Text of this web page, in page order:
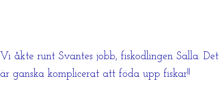
Vi åkte runt Svantes jobb, fiskodlingen Sälla. Det
är ganska komplicerat att föda upp fiskar!!